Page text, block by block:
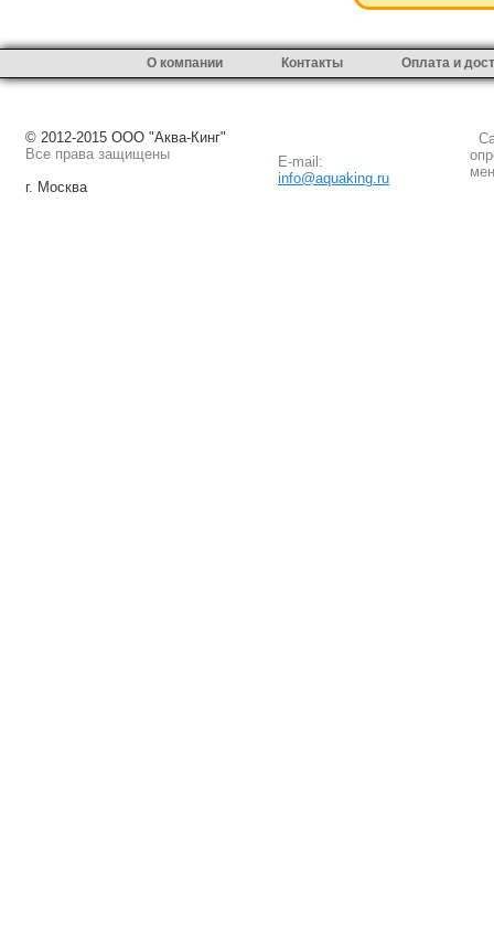
О компании Контакты Оплата и
© 2012-2015 ООО "Аква-Кинг"
Все права защищены
г. Москва
E-mail:
info@aquaking.ru